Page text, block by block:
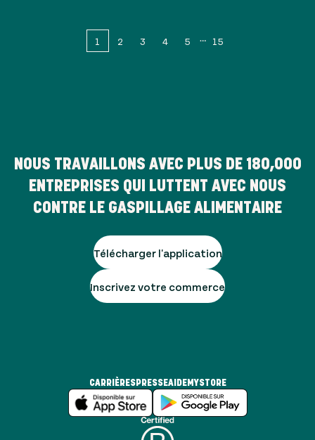
1 2 3 4 5 15
NOUS TRAVAILLONS AVEC PLUS DE 180,000
ENTREPRISES QUI LUTTENT AVEC NOUS
CONTRE LE GASPILLAGE ALIMENTAIRE
Télécharger l'application
Inscrivez votre commerce
CARRIÈRESPRESSEAIDEMYSTORE